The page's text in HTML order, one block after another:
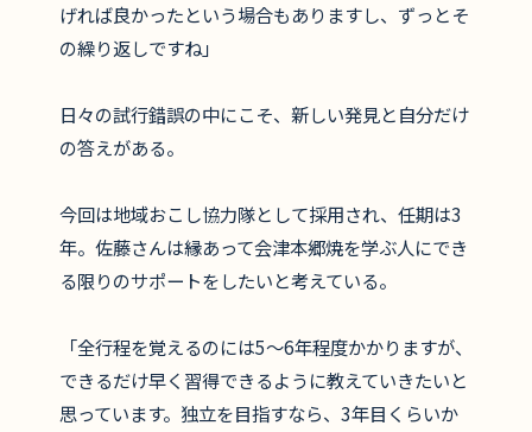
げれば良かったという場合もありますし、ずっとそ
の繰り返しですね」
日々の試行錯誤の中にこそ、新しい発見と自分だけ
の答えがある。
今回は地域おこし協力隊として採用され、任期は3
年。佐藤さんは縁あって会津本郷焼を学ぶ人にでき
る限りのサポートをしたいと考えている。
「全行程を覚えるのには5～6年程度かかりますが、
できるだけ早く習得できるように教えていきたいと
思っています。独立を目指すなら、3年目くらいか